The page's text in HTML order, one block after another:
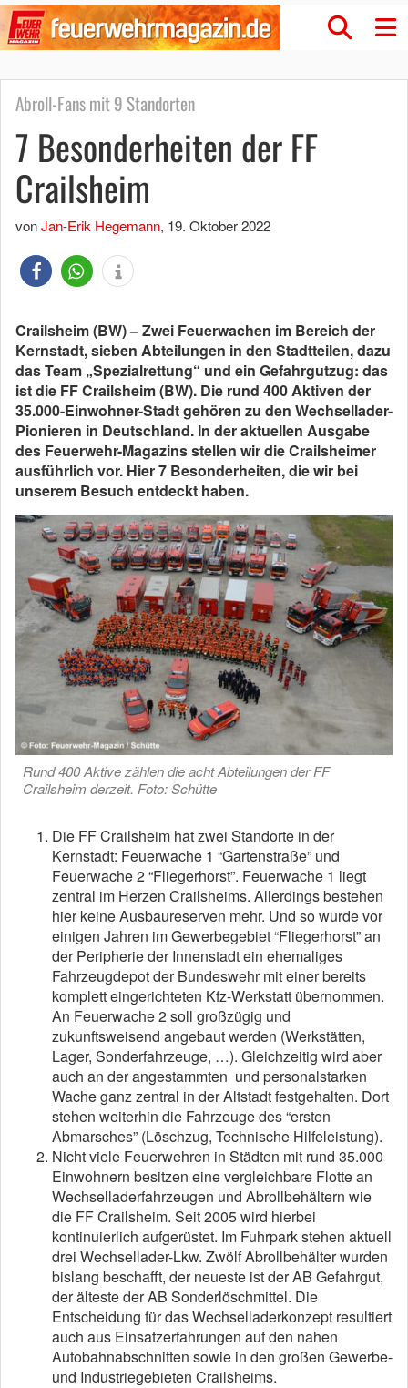
Abroll-Fans mit 9 Standorten
7 Besonderheiten der FF
Crailsheim
vonJan-Erik Hegemann, 19. Oktober 2022
Crailsheim (BW) – Zwei Feuerwachen im Bereich der
Kernstadt, sieben Abteilungen in den Stadtteilen, dazu
das Team „Spezialrettung“ und ein Gefahrgutzug: das
ist die FF Crailsheim (BW). Die rund 400 Aktiven der
35.000-Einwohner-Stadt gehören zu den Wechsellader-
Pionieren in Deutschland. In der aktuellen Ausgabe
des Feuerwehr-Magazins stellen wir die Crailsheimer
ausführlich vor. Hier 7 Besonderheiten, die wir bei
unserem Besuch entdeckt haben.
Rund 400 Aktive zählen die acht Abteilungen der FF
Crailsheim derzeit. Foto: Schütte
Die FF Crailsheim hat zwei Standorte in der
Kernstadt: Feuerwache 1 “Gartenstraße” und
Feuerwache 2 “Fliegerhorst”. Feuerwache 1 liegt
zentral im Herzen Crailsheims. Allerdings bestehen
hier keine Ausbaureserven mehr. Und so wurde vor
einigen Jahren im Gewerbegebiet “Fliegerhorst” an
der Peripherie der Innenstadt ein ehemaliges
Fahrzeugdepot der Bundeswehr mit einer bereits
komplett eingerichteten Kfz-Werkstatt übernommen.
An Feuerwache 2 soll großzügig und
zukunftsweisend angebaut werden (Werkstätten,
Lager, Sonderfahrzeuge, …). Gleichzeitig wird aber
auch an der angestammten und personalstarken
Wache ganz zentral in der Altstadt festgehalten. Dort
stehen weiterhin die Fahrzeuge des “ersten
Abmarsches” (Löschzug, Technische Hilfeleistung).
Nicht viele Feuerwehren in Städten mit rund 35.000
Einwohnern besitzen eine vergleichbare Flotte an
Wechselladerfahrzeugen und Abrollbehältern wie
die FF Crailsheim. Seit 2005 wird hierbei
kontinuierlich aufgerüstet. Im Fuhrpark stehen aktuell
drei Wechsellader-Lkw. Zwölf Abrollbehälter wurden
bislang beschafft, der neueste ist der AB Gefahrgut,
der älteste der AB Sonderlöschmittel. Die
Entscheidung für das Wechselladerkonzept resultiert
auch aus Einsatzerfahrungen auf den nahen
Autobahnabschnitten sowie in den großen Gewerbe-
und Industriegebieten Crailsheims.